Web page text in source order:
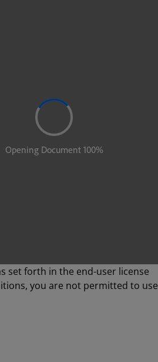
set forth in the end-user license
you are not permitted to use